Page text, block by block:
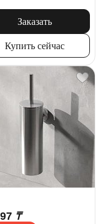
Заказать
Купить сейчас
₸